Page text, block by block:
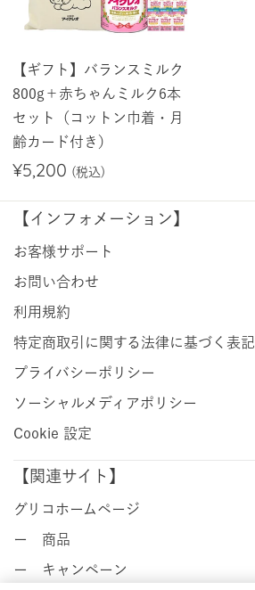
【ギフト】バランスミルク
800g＋赤ちゃんミルク6本
セット（コットン巾着・月
齢カード付き）
¥5,200
【インフォメーション】
お客様サポート
お問い合わせ
利用規約
特定商取引に関する法律に基づく表記
プライバシーポリシー
ソーシャルメディアポリシー
Cookie 設定
【関連サイト】
グリコホームページ
ー 商品
ー キャンペーン